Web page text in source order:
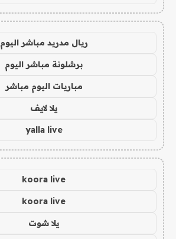
ريال مدريد مباشر اليوم
برشلونة مباشر اليوم
مباريات اليوم مباشر
يلا لايف
yalla live
koora live
koora live
يلا شوت